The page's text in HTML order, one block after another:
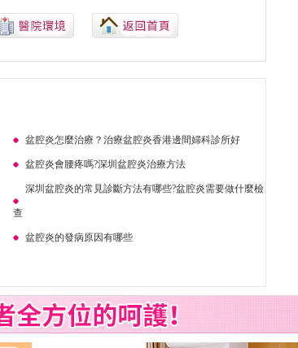
盆腔炎怎麼治療？治療盆腔炎香港邊間婦科診所好
盆腔炎會腰疼嗎?深圳盆腔炎治療方法
深圳盆腔炎的常見診斷方法有哪些?盆腔炎需要做什麼檢
查
盆腔炎的發病原因有哪些